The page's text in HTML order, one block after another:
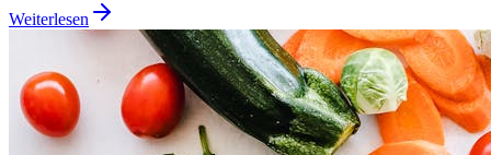
Weiterlesen